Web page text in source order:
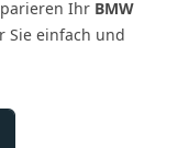
Ihr BMW
Sie einfach und